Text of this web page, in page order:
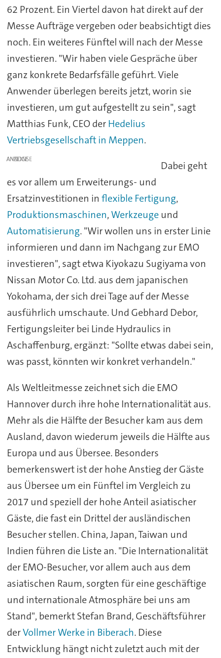
62 Prozent. Ein Viertel davon hat direkt auf der
Messe Aufträge vergeben oder beabsichtigt dies
noch. Ein weiteres Fünftel will nach der Messe
investieren. "Wir haben viele Gespräche über
ganz konkrete Bedarfsfälle geführt. Viele
Anwender überlegen bereits jetzt, worin sie
investieren, um gut aufgestellt zu sein", sagt
Matthias Funk, CEO derHedelius
Vertriebsgesellschaft in Meppen.
ANZEIGE
Dabei geht
es vor allem um Erweiterungs- und
Ersatzinvestitionen in flexible Fertigung,
Produktionsmaschinen,Werkzeuge und
Automatisierung. "Wir wollen uns in erster Linie
informieren und dann im Nachgang zur EMO
investieren", sagt etwa Kiyokazu Sugiyama von
Nissan Motor Co. Ltd. aus dem japanischen
Yokohama, der sich drei Tage auf der Messe
ausführlich umschaute. Und Gebhard Debor,
Fertigungsleiter bei Linde Hydraulics in
Aschaffenburg, ergänzt: "Sollte etwas dabei sein,
was passt, könnten wir konkret verhandeln."
Als Weltleitmesse zeichnet sich die EMO
Hannover durch ihre hohe Internationalität aus.
Mehr als die Hälfte der Besucher kam aus dem
Ausland, davon wiederum jeweils die Hälfte aus
Europa und aus Übersee. Besonders
bemerkenswert ist der hohe Anstieg der Gäste
aus Übersee um ein Fünftel im Vergleich zu
2017 und speziell der hohe Anteil asiatischer
Gäste, die fast ein Drittel der ausländischen
Besucher stellen. China, Japan, Taiwan und
Indien führen die Liste an. "Die Internationalität
der EMO-Besucher, vor allem auch aus dem
asiatischen Raum, sorgten für eine geschäftige
und internationale Atmosphäre bei uns am
Stand", bemerkt Stefan Brand, Geschäftsführer
derVollmer Werke in Biberach. Diese
Entwicklung hängt nicht zuletzt auch mit der